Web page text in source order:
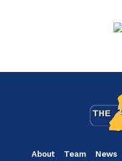
About Team News